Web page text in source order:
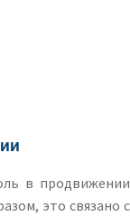
в продвижении
это связано с